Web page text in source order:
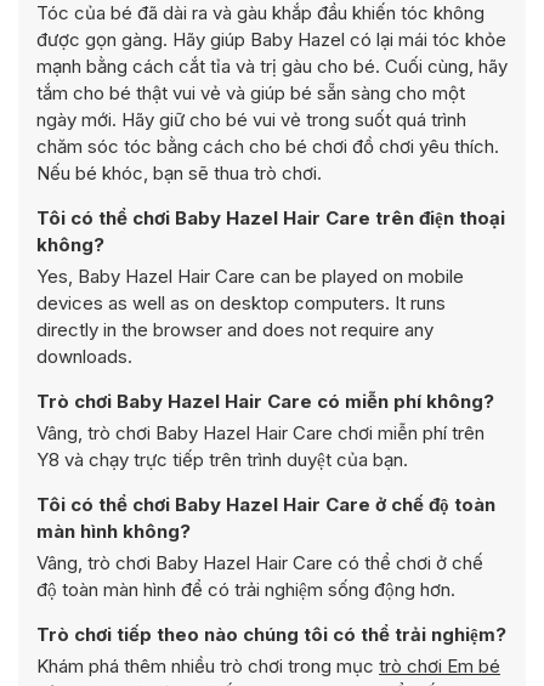
Tóc của bé đã dài ra và gàu khắp đầu khiến tóc không
được gọn gàng. Hãy giúp Baby Hazel có lại mái tóc khỏe
mạnh bằng cách cắt tỉa và trị gàu cho bé. Cuối cùng, hãy
tắm cho bé thật vui vẻ và giúp bé sẵn sàng cho một
ngày mới. Hãy giữ cho bé vui vẻ trong suốt quá trình
chăm sóc tóc bằng cách cho bé chơi đồ chơi yêu thích.
Nếu bé khóc, bạn sẽ thua trò chơi.
Tôi có thể chơi Baby Hazel Hair Care trên điện thoại
không?
Yes, Baby Hazel Hair Care can be played on mobile
devices as well as on desktop computers. It runs
directly in the browser and does not require any
downloads.
Trò chơi Baby Hazel Hair Care có miễn phí không?
Vâng, trò chơi Baby Hazel Hair Care chơi miễn phí trên
Y8 và chạy trực tiếp trên trình duyệt của bạn.
Tôi có thể chơi Baby Hazel Hair Care ở chế độ toàn
màn hình không?
Vâng, trò chơi Baby Hazel Hair Care có thể chơi ở chế
độ toàn màn hình để có trải nghiệm sống động hơn.
Trò chơi tiếp theo nào chúng tôi có thể trải nghiệm?
Khám phá thêm nhiều trò chơi trong mục trò chơi Em bé